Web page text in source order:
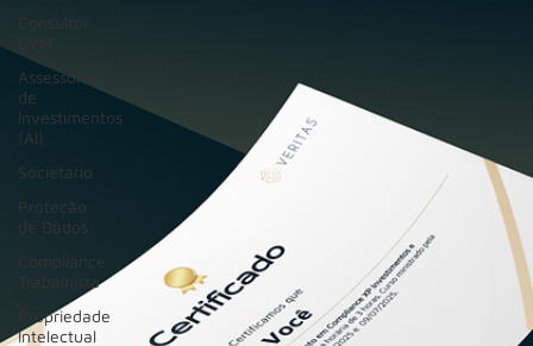
Consultor
Assessores
de
Investimentos
(AI)
Societário
Proteção
de Dados
Compliance
Trabalhista
Propriedade
Intelectual